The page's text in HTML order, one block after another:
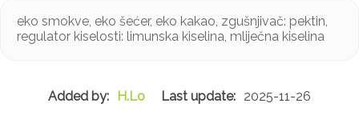
eko smokve, eko šećer, eko kakao, zgušnjivač: pektin,
regulator kiselosti: limunska kiselina, mliječna kiselina
H.Lo 2025-11-26